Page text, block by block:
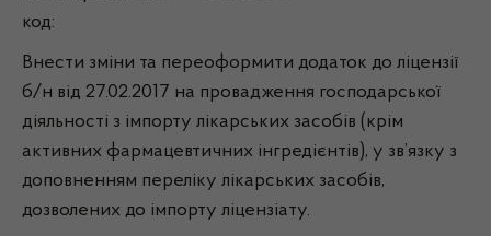
код:
Внести зміни та переоформити додаток до ліцензії
б/н від 27.02.2017 на провадження господарської
діяльності з імпорту лікарських засобів (крім
активних фармацевтичних інгредієнтів), у зв’язку з
доповненням переліку лікарських засобів,
дозволених до імпорту ліцензіату.